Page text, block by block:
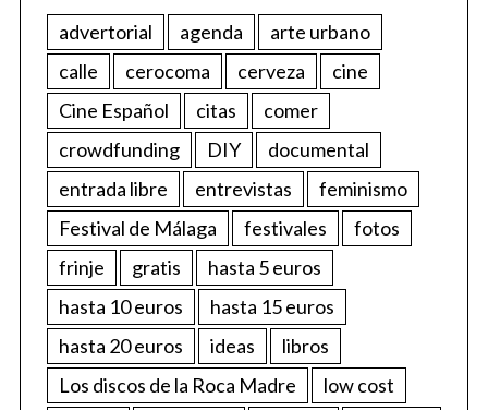
advertorial agenda
arte urbano
calle
cerocoma cerveza
cine
Cine Español
citas
comer
crowdfunding
DIY
documental
entrada libre
entrevistas
feminismo
Festival de Málaga
festivales
fotos
frinje
gratis
hasta 5 euros
hasta 10 euros
hasta 15 euros
hasta 20 euros
ideas
libros
Los discos de la Roca Madre
low cost